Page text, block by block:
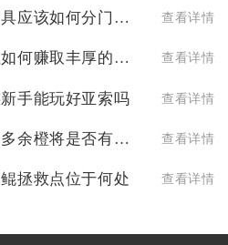
冰原守卫者道具应该如何分门别类 查看详情
率土之滨三星如何赚取丰厚的利润 查看详情
手能玩好亚索吗 查看详情
少年三国志的多余橙将是否有其他用途 查看详情
拯救点位于何处 查看详情